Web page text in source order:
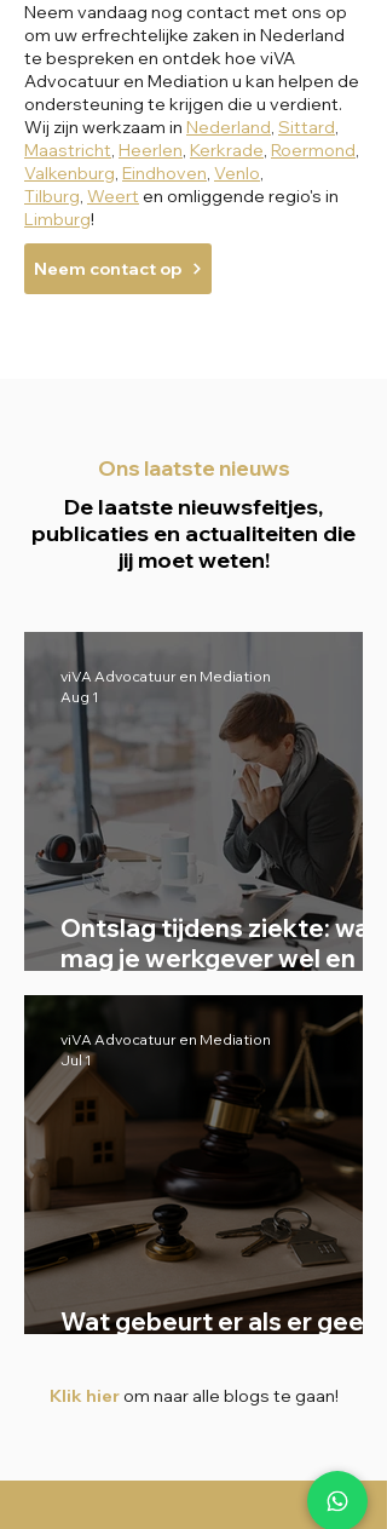
Neem vandaag nog contact met ons op
om uw erfrechtelijke zaken in Nederland
te bespreken en ontdek hoe viVA
Advocatuur en Mediation u kan helpen de
ondersteuning te krijgen die u verdient.
Wij zijn werkzaam in Nederland, Sittard,
Maastricht, Heerlen, Kerkrade, Roermond,
Valkenburg, Eindhoven, Venlo,
Tilburg, Weert en omliggende regio's in
Limburg!
Neem contact op
Ons laatste nieuws
De laatste nieuwsfeitjes,
publicaties en actualiteiten die
jij moet weten!
Ontslag tijdens ziekte: wat
mag je werkgever wel en
niet?
viVA Advocatuur en Mediation
Aug 1
Wat gebeurt er als er geen
viVA Advocatuur en Mediation
Jul 1
Klik hierom naar alle blogs te gaan!